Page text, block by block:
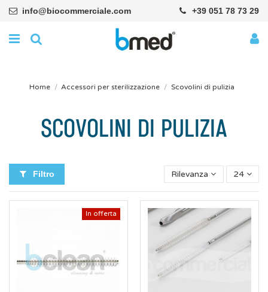
info@biocommerciale.com +39 051 78 73 29
Home Accessori per sterilizzazione Scovolini di pulizia
SCOVOLINI DI PULIZIA
Filtro Rilevanza 24
In offerta